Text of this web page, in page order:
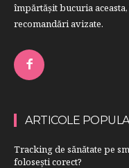
împărtăşit bucuria
recomandări avizate.
ARTICOLE
Tracking de sănătate pe
folosești corect?